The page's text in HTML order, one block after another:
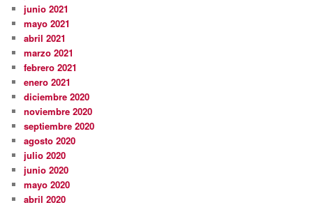
junio 2021
mayo 2021
abril 2021
marzo 2021
febrero 2021
enero 2021
diciembre 2020
noviembre 2020
septiembre 2020
agosto 2020
julio 2020
junio 2020
mayo 2020
abril 2020